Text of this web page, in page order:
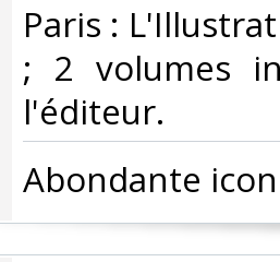
‎Paris :
; 2 volumes
l'éditeur.‎
‎Abondante